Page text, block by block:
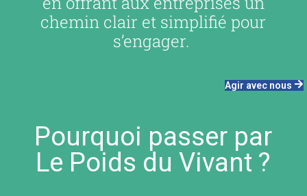
chemin clair et simplifié pour
s’engager. ​
Agir avec nous
Pourquoi passer par
Le Poids du Vivant ?